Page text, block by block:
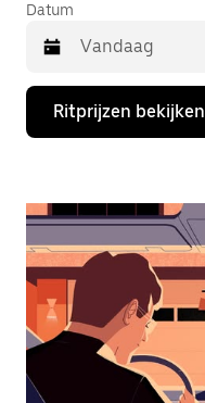
Datum
Druk
de
de
te
openen
een
datum
te
selecteren.
Druk
Ritprijzen bekijken